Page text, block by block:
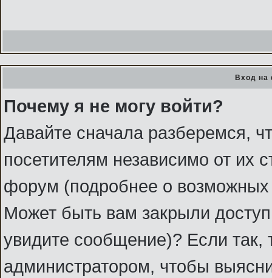
Вход на
Почему я не могу войти?
Давайте сначала разберемся,
посетителям независимо от их
форум (подробнее о возможных
Может быть вам закрыли
увидите сообщение)? Если так,
администратором, чтобы